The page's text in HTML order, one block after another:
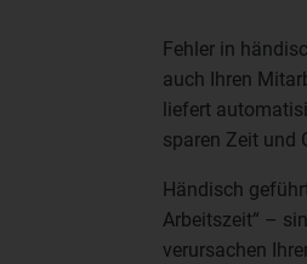
Fehler in
auch Ihren
liefert
sparen Zeit und
Händisch
Arbeitszeit“ –
verursachen